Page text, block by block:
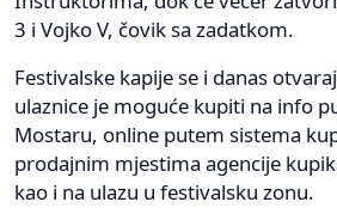
3 i Vojko V, čovik sa zadatkom.
Festivalske kapije se i danas
ulaznice je moguće kupiti na info
Mostaru, online putem sistema
prodajnim mjestima agencije
kao i na ulazu u festivalsku zonu.